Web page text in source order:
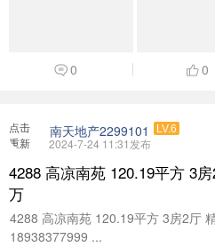
0 0
点击
重新
南天地产2299101 LV.6
2024-7-24 11:31发布
4288 高凉南苑 120.19平方 3
万
4288 高凉南苑 120.19平方 3房2厅
18938377999 ...